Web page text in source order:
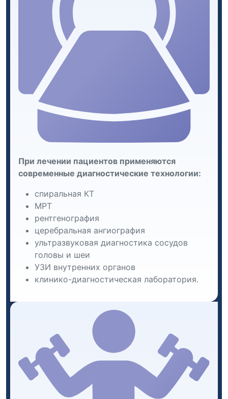
При лечении пациентов применяются
современные диагностические технологии:
спиральная КТ
МРТ
рентгенография
церебральная ангиография
ультразвуковая диагностика сосудов
головы и шеи
УЗИ внутренних органов
клинико-диагностическая лаборатория.